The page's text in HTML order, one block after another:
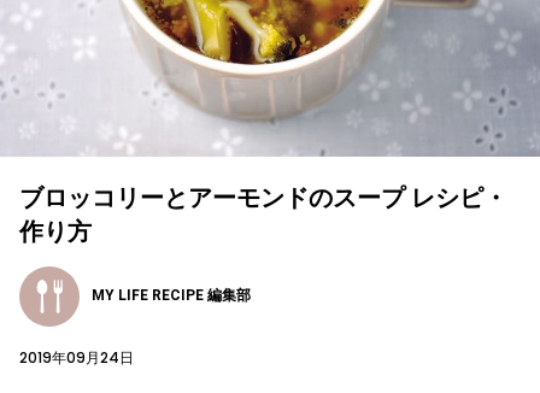
ブロッコリーとアーモンドのスープ レシピ・
作り方
MY LIFE RECIPE 編集部
2019年09月24日